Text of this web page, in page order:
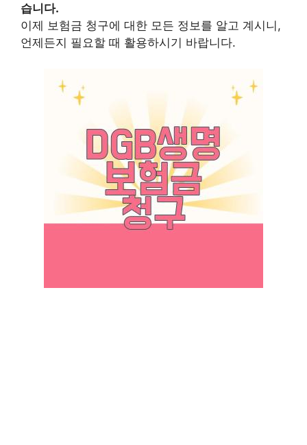
습니다.
이제 보험금 청구에 대한 모든 정보를 알고 계시니,
언제든지 필요할 때 활용하시기 바랍니다.